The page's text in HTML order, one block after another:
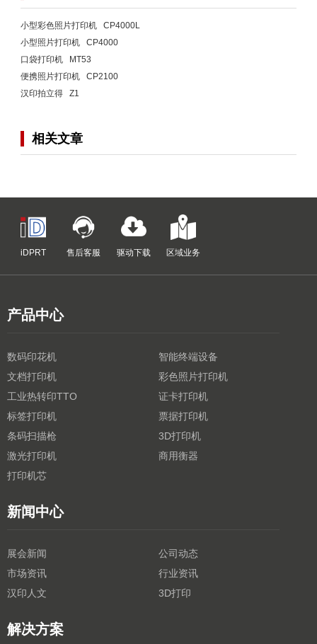
小型彩色照片打印机 CP4000L
小型照片打印机 CP4000
口袋打印机 MT53
便携照片打印机 CP2100
汉印拍立得 Z1
相关文章
iDPRT 售后客服 驱动下载 区域业务
产品中心
数码印花机
智能终端设备
文档打印机
彩色照片打印机
工业热转印TTO
证卡打印机
标签打印机
票据打印机
条码扫描枪
3D打印机
激光打印机
商用衡器
打印机芯
新闻中心
展会新闻
公司动态
市场资讯
行业资讯
汉印人文
3D打印
解决方案